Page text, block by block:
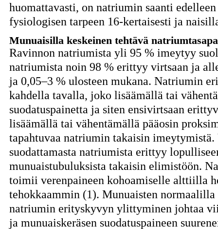
huomattavasti, on natriumin saanti
fysiologisen tarpeen 16-kertaisesti ja
Munuaisilla keskeinen tehtävä
Ravinnon natriumista yli 95 % imeytyy
natriumista noin 98 % erittyy virtsaan ja
ja 0,05–3 % ulosteen mukana. Natriumin
kahdella tavalla, joko lisäämällä tai
suodatuspainetta ja siten ensivirtsaan
lisäämällä tai vähentämällä pääosin
tapahtuvaa natriumin takaisin imeytymistä.
suodattamasta natriumista erittyy
munuaistubuluksista takaisin elimistöön.
toimii verenpaineen kohoamiselle alttiilla
tehokkaammin (1). Munuaisten normaalilla
natriumin erityskyvyn ylittyminen johtaa
ja munuaiskeräsen suodatuspaineen